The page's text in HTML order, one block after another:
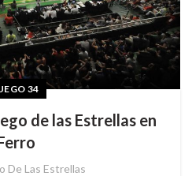
34
de las Estrellas en
De Las Estrellas